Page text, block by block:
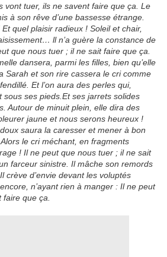
vont tuer, ils ne savent faire que ça. Le
à son rêve d’une bassesse étrange.
quel plaisir radieux ! Soleil et chair,
ll n’a guère la constance de
que nous tuer ; il ne sait faire que ça.
dansera, parmi les filles, bien qu’elle
Sarah et son rire cassera le cri comme
Et l’on aura des perles qui,
ses pieds.Et ses jarrets solides
Autour de minuit plein, elle dira des
jaune et nous serons heureux !
saura la caresser et mener à bon
le cri méchant, en fragments
! Il ne peut que nous tuer ; il ne sait
farceur sinistre. Il mâche son remords
crève d’envie devant les voluptés
n’ayant rien à manger : Il ne peut
que ça.